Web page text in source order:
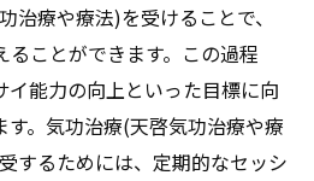
治療や療法)を受けることで、
ることができます。この過程
イ能力の向上といった目標に向
。気功治療(天啓気功治療や療
するためには、定期的なセッシ